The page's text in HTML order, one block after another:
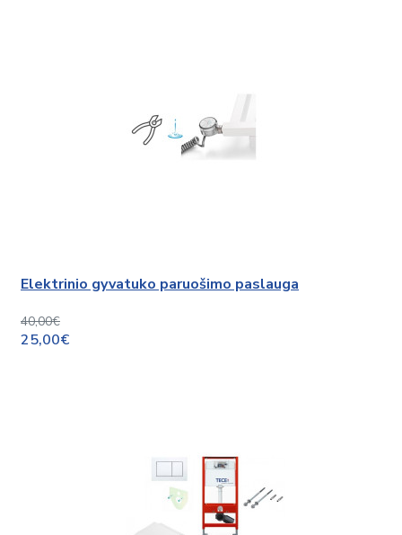
Elektrinio gyvatuko paruošimo paslauga
40,00€
25,00€